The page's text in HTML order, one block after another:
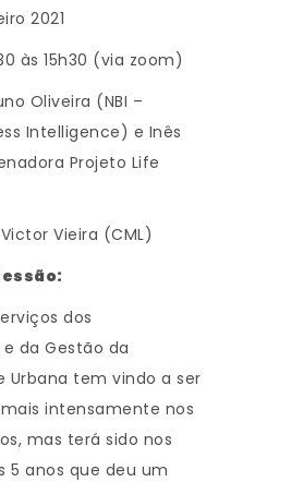
2021
às 15h30 (via zoom)
Oliveira (NBI –
Intelligence) e Inês
Projeto Life
Victor Vieira (CML)
dos
da Gestão da
Urbana tem vindo a ser
intensamente nos
mas terá sido nos
5 anos que deu um